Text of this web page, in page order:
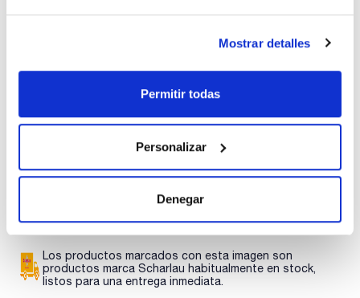
Mostrar detalles
Permitir todas
Personalizar
Denegar
Documentación técnica
TDS / Ficha técnica
COA
Regístrate para
descargas
SDS/ Hoja de seguridad
Los productos marcados con esta imagen son
productos marca Scharlau habitualmente en stock,
listos para una entrega inmediata.